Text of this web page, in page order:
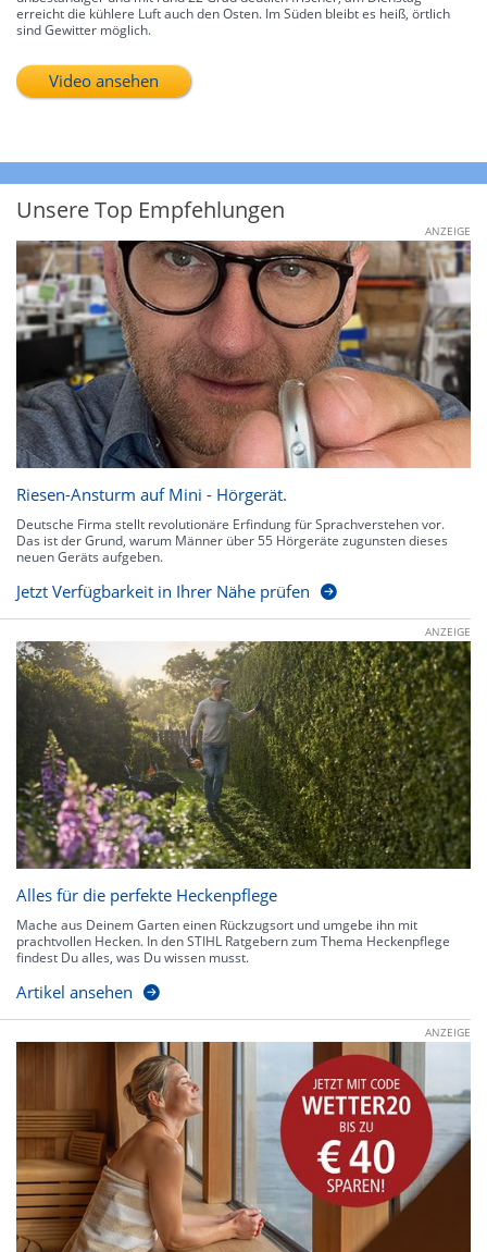
erreicht die kühlere Luft auch den Osten. Im Süden bleibt es heiß, örtlich
sind Gewitter möglich.
Video ansehen
Unsere Top Empfehlungen
ANZEIGE
Riesen-Ansturm auf Mini - Hörgerät.
Deutsche Firma stellt revolutionäre Erfindung für Sprachverstehen vor.
Das ist der Grund, warum Männer über 55 Hörgeräte zugunsten dieses
neuen Geräts aufgeben.
Jetzt Verfügbarkeit in Ihrer Nähe prüfen
ANZEIGE
Alles für die perfekte Heckenpflege
Mache aus Deinem Garten einen Rückzugsort und umgebe ihn mit
prachtvollen Hecken. In den STIHL Ratgebern zum Thema Heckenpflege
findest Du alles, was Du wissen musst.
Artikel ansehen
ANZEIGE